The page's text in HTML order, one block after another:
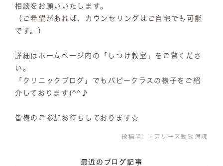
相談をお願いいたします。
（ご希望があれば、カウンセリングはご自宅でも可能
です。）
詳細はホームページ内の「しつけ教室」をご覧くださ
い。
「クリニックブログ」でもパピークラスの様子をご紹
介しております(^^♪
皆様のご参加お待ちしております☆
投稿者: エアリーズ動物病院
最近のブログ記事